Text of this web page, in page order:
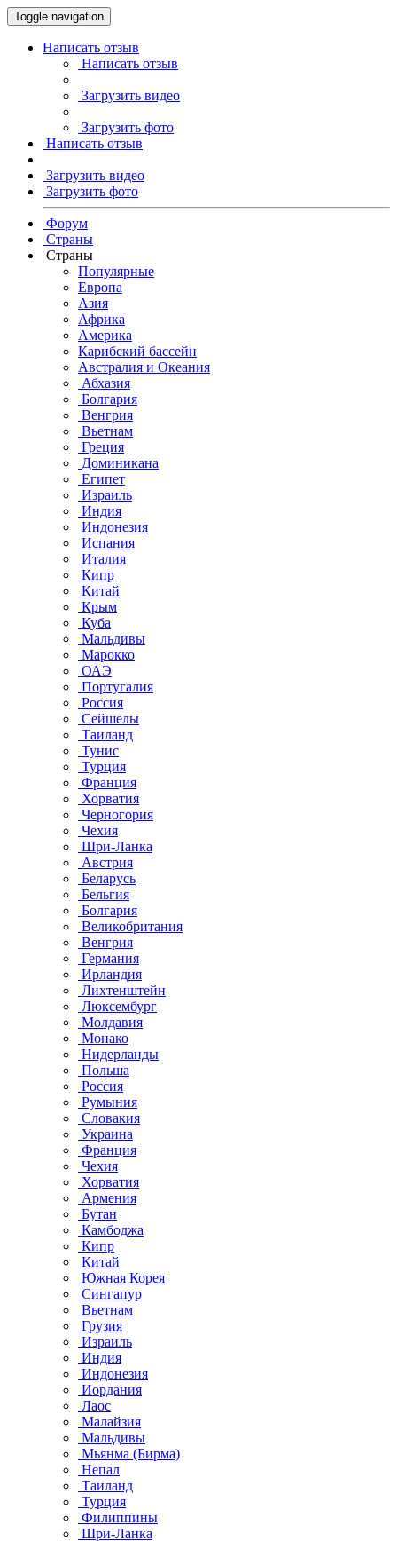
Toggle navigation
Написать отзыв
Написать отзыв
Загрузить видео
Загрузить фото
Написать отзыв
Загрузить видео
Загрузить фото
Форум
Страны
Страны
Популярные
Европа
Азия
Африка
Америка
Карибский бассейн
Австралия и Океания
Абхазия
Болгария
Венгрия
Вьетнам
Греция
Доминикана
Египет
Израиль
Индия
Индонезия
Испания
Италия
Кипр
Китай
Крым
Куба
Мальдивы
Марокко
ОАЭ
Португалия
Россия
Сейшелы
Таиланд
Тунис
Турция
Франция
Хорватия
Черногория
Чехия
Шри-Ланка
Австрия
Беларусь
Бельгия
Болгария
Великобритания
Венгрия
Германия
Ирландия
Лихтенштейн
Люксембург
Молдавия
Монако
Нидерланды
Польша
Россия
Румыния
Словакия
Украина
Франция
Чехия
Хорватия
Армения
Бутан
Камбоджа
Кипр
Китай
Южная Корея
Сингапур
Вьетнам
Грузия
Израиль
Индия
Индонезия
Иордания
Лаос
Малайзия
Мальдивы
Мьянма (Бирма)
Непал
Таиланд
Турция
Филиппины
Шри-Ланка